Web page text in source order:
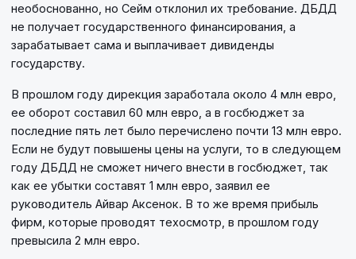
необоснованно, но Сейм отклонил их требование. ДБДД
не получает государственного финансирования, а
зарабатывает сама и выплачивает дивиденды
государству.
В прошлом году дирекция заработала около 4 млн евро,
ее оборот составил 60 млн евро, а в госбюджет за
последние пять лет было перечислено почти 13 млн евро.
Если не будут повышены цены на услуги, то в следующем
году ДБДД не сможет ничего внести в госбюджет, так
как ее убытки составят 1 млн евро, заявил ее
руководитель Айвар Аксенок. В то же время прибыль
фирм, которые проводят техосмотр, в прошлом году
превысила 2 млн евро.